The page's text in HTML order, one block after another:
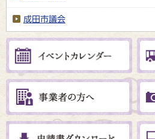
成田市議会